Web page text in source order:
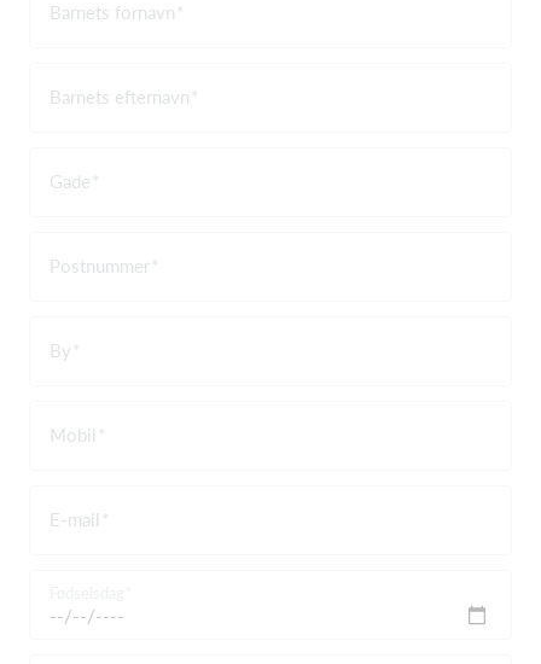
Barnets fornavn
Barnets efternavn
Gade
Postnummer
By
Mobil
E-mail